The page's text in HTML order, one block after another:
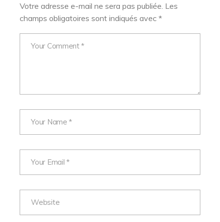
Votre adresse e-mail ne sera pas publiée. Les
champs obligatoires sont indiqués avec*